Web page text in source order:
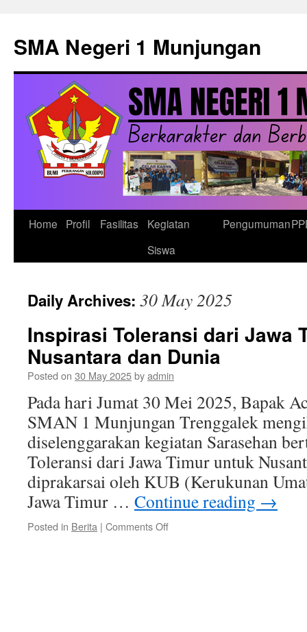
content
SMA Negeri 1 Munjungan
Home Profil Fasilitas
Kegiatan
Siswa
Pengumuman
Daily Archives: 30 May 2025
Inspirasi Toleransi dari Jawa
Nusantara dan Dunia
Posted on 30 May 2025byadmin
Pada hari Jumat 30 Mei 2025, Bapak
SMAN 1 Munjungan Trenggalek
diselenggarakan kegiatan Sarasehan
Toleransi dari Jawa Timur untuk
diprakarsai oleh KUB (Kerukunan
Jawa Timur … Continue reading →
Posted in Berita | Comments Offon